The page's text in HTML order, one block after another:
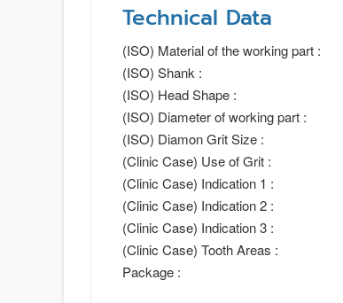
Technical Data
(ISO) Material of the working part :
(ISO) Shank :
(ISO) Head Shape :
(ISO) Diameter of working part :
(ISO) Diamon Grit Size :
(Clinic Case) Use of Grit :
(Clinic Case) Indication 1 :
(Clinic Case) Indication 2 :
(Clinic Case) Indication 3 :
(Clinic Case) Tooth Areas :
Package :